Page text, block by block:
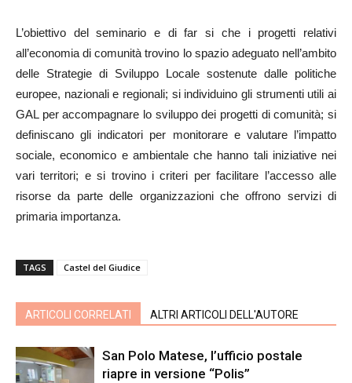
L’obiettivo del seminario e di far si che i progetti relativi
all’economia di comunità trovino lo spazio adeguato nell’ambito
delle Strategie di Sviluppo Locale sostenute dalle politiche
europee, nazionali e regionali; si individuino gli strumenti utili ai
GAL per accompagnare lo sviluppo dei progetti di comunità; si
definiscano gli indicatori per monitorare e valutare l’impatto
sociale, economico e ambientale che hanno tali iniziative nei
vari territori; e si trovino i criteri per facilitare l’accesso alle
risorse da parte delle organizzazioni che offrono servizi di
primaria importanza.
TAGS Castel del Giudice
ARTICOLI CORRELATI ALTRI ARTICOLI DELL'AUTORE
San Polo Matese, l’ufficio postale
riapre in versione “Polis”